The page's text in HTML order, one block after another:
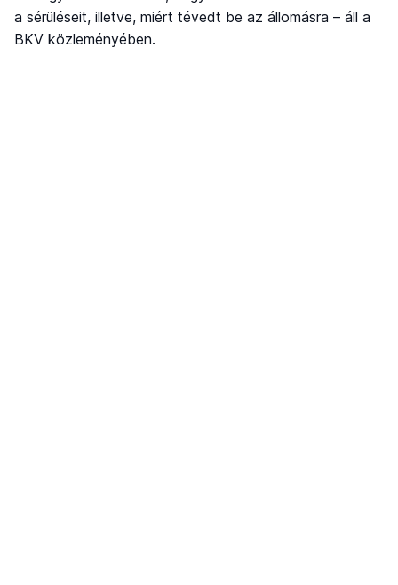
a sérüléseit, illetve, miért tévedt be az állomásra – áll a
BKV közleményében.